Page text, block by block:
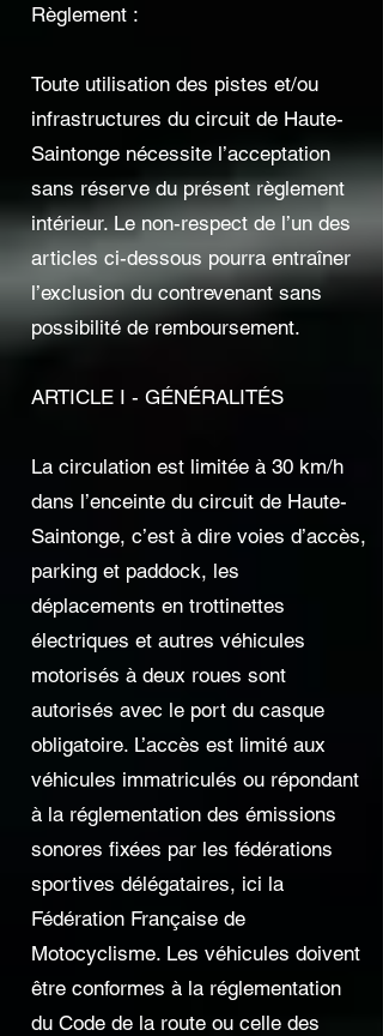
Règlement :
Toute utilisation des pistes et/ou
infrastructures du circuit de Haute-
Saintonge nécessite l’acceptation
sans réserve du présent règlement
intérieur. Le non-respect de l’un des
articles ci-dessous pourra entraîner
l’exclusion du contrevenant sans
possibilité de remboursement.
ARTICLE I - GÉNÉRALITÉS
La circulation est limitée à 30 km/h
dans l’enceinte du circuit de Haute-
Saintonge, c’est à dire voies d’accès,
parking et paddock, les
déplacements en trottinettes
électriques et autres véhicules
motorisés à deux roues sont
autorisés avec le port du casque
obligatoire. L’accès est limité aux
véhicules immatriculés ou répondant
à la réglementation des émissions
sonores fixées par les fédérations
sportives délégataires, ici la
Fédération Française de
Motocyclisme. Les véhicules doivent
être conformes à la réglementation
du Code de la route ou celle des